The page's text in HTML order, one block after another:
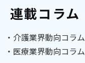
連載コラム
介護業界動向コラム
医療業界動向コラム